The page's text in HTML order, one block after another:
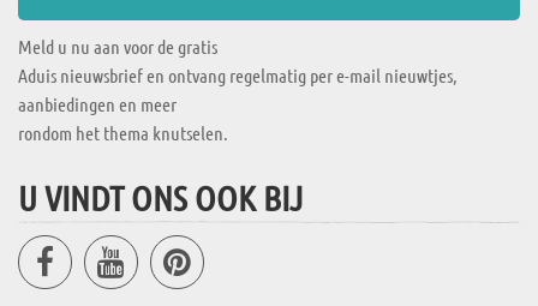
Meld u nu aan voor de gratis
Aduis nieuwsbrief en ontvang regelmatig per e-mail nieuwtjes,
aanbiedingen en meer
rondom het thema knutselen.
U VINDT ONS OOK BIJ